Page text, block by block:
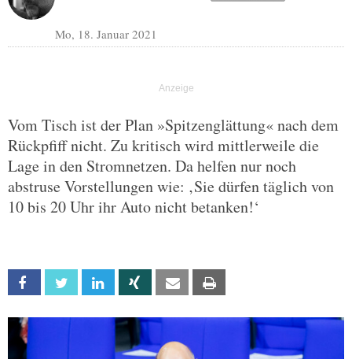
Mo, 18. Januar 2021
Vom Tisch ist der Plan »Spitzenglättung« nach dem
Rückpfiff nicht. Zu kritisch wird mittlerweile die
Lage in den Stromnetzen. Da helfen nur noch
abstruse Vorstellungen wie: ‚Sie dürfen täglich von
10 bis 20 Uhr ihr Auto nicht betanken!‘
Facebook Twitter Linkedin Xing Email